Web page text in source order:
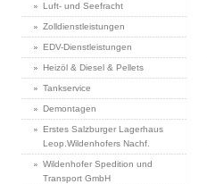
Luft- und Seefracht
Zolldienstleistungen
EDV-Dienstleistungen
Heizöl & Diesel & Pellets
Tankservice
Demontagen
Erstes Salzburger Lagerhaus
Leop.Wildenhofers Nachf.
Wildenhofer Spedition und
Transport GmbH